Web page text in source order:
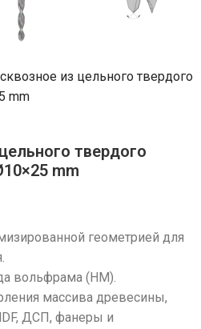
из цельного твердого
mm
твердого
mm
геометрией для
вольфрама (HM).
массива древесины,
ДСП, фанеры и